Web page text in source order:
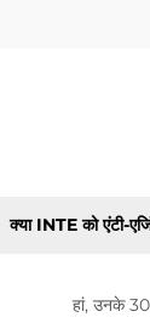
क्या INTE को एंटी-
हां, उनके